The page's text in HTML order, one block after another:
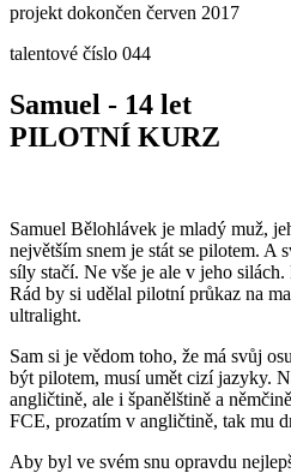
projekt dokončen červen 2017
talentové číslo 044
Samuel - 14 let
PILOTNÍ KURZ
Samuel Bělohlávek je mladý muž,
největším snem je stát se pilotem. A
síly stačí. Ne vše je ale v jeho
Rád by si udělal pilotní průkaz na
ultralight.
Sam si je vědom toho, že má svůj
být pilotem, musí umět cizí jazyky.
angličtině, ale i španělštině a
FCE, prozatím v angličtině, tak mu
Aby byl ve svém snu opravdu